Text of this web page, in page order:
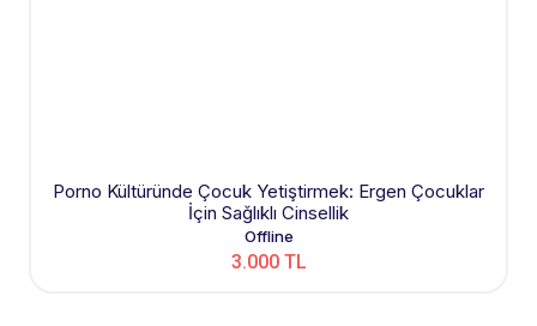
Porno Kültüründe Çocuk Yetiştirmek: Ergen Çocuklar
İçin Sağlıklı Cinsellik
Offline
3.000 TL